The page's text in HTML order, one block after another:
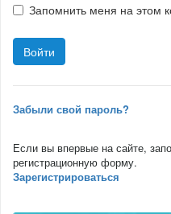
Запомнить меня на этом
Забыли свой пароль?
Если вы впервые на сайте,
регистрационную форму.
Зарегистрироваться